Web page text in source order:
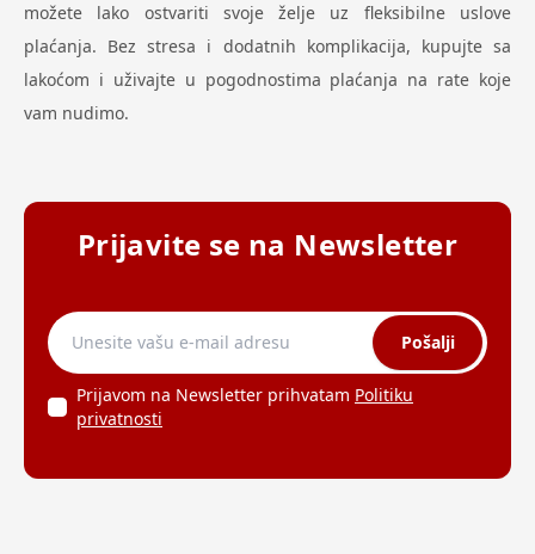
možete lako ostvariti svoje želje uz fleksibilne uslove
plaćanja. Bez stresa i dodatnih komplikacija, kupujte sa
lakoćom i uživajte u pogodnostima plaćanja na rate koje
vam nudimo.
Prijavite se na Newsletter
Pošalji
Prijavom na Newsletter prihvatam Politiku
privatnosti